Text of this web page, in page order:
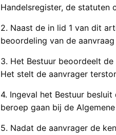
Handelsregister, de statuten
2. Naast de in lid 1 van dit
beoordeling van de
3. Het Bestuur beoordeelt
Het stelt de aanvrager
4. Ingeval het Bestuur
beroep gaan bij de
5. Nadat de aanvrager de